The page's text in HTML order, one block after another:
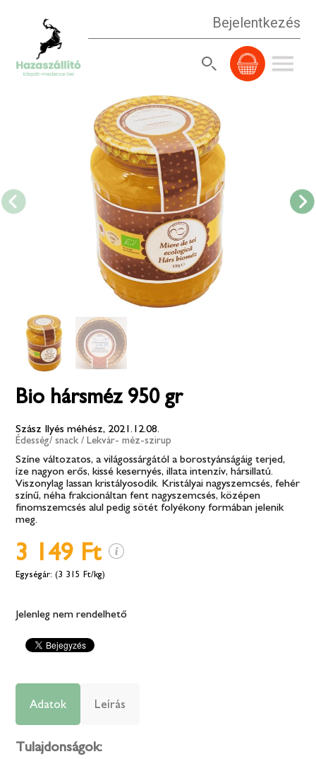
Bejelentkezés
Bio hársméz 950 gr
Szász Ilyés méhész, 2021.12.08.
Édesség/ snack / Lekvár- méz-szirup
Színe változatos, a világossárgától a borostyánságáig terjed,
íze nagyon erős, kissé kesernyés, illata intenzív, hársillatú.
Viszonylag lassan kristályosodik. Kristályai nagyszemcsés, fehér
színű, néha frakcionáltan fent nagyszemcsés, középen
finomszemcsés alul pedig sötét folyékony formában jelenik
meg.
3 149 Ft
(3 315 Ft/kg)
Jelenleg nem rendelhető
Adatok Leírás
Tulajdonságok: